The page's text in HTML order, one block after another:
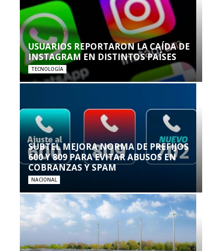
USUARIOS REPORTARON LA CAÍDA DE
INSTAGRAM EN DISTINTOS PAÍSES
TECNOLOGÍA
SUBTEL MEJORA NORMA DE PREFIJOS
600 Y 809 PARA EVITAR ABUSOS EN
COBRANZAS Y SPAM
NACIONAL